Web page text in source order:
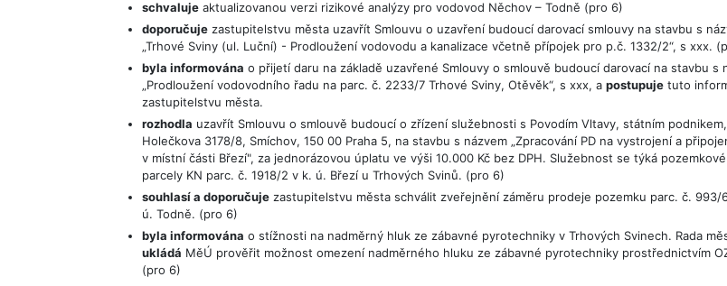
schvaluje aktualizovanou verzi rizikové analýzy pro vodovod Něchov – Todně (pro 6)
doporučuje zastupitelstvu města uzavřít Smlouvu o uzavření budoucí darovací smlouvy na stavbu s
„Trhové Sviny (ul. Luční) - Prodloužení vodovodu a kanalizace včetně přípojek pro p.č. 1332/2“, s xxx.
byla informována o přijetí daru na základě uzavřené Smlouvy o smlouvě budoucí darovací na stavbu s
„Prodloužení vodovodního řadu na parc. č. 2233/7 Trhové Sviny, Otěvěk“, s xxx, a postupuje tuto
zastupitelstvu města.
rozhodla uzavřít Smlouvu o smlouvě budoucí o zřízení služebnosti s Povodím Vltavy, státním podnikem,
Holečkova 3178/8, Smíchov, 150 00 Praha 5, na stavbu s názvem „Zpracování PD na vystrojení a
v místní části Březí", za jednorázovou úplatu ve výši 10.000 Kč bez DPH. Služebnost se týká pozemkové
parcely KN parc. č. 1918/2 v k. ú. Březí u Trhových Svinů. (pro 6)
souhlasí a doporučuje zastupitelstvu města schválit zveřejnění záměru prodeje pozemku parc. č. 993/
ú. Todně. (pro 6)
byla informována o stížnosti na nadměrný hluk ze zábavné pyrotechniky v Trhových Svinech. Rada
ukládá MěÚ prověřit možnost omezení nadměrného hluku ze zábavné pyrotechniky prostřednictvím
(pro 6)